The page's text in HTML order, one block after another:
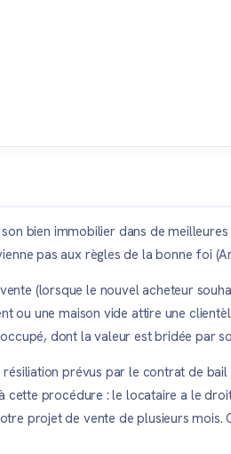
bien immobilier dans de
pas aux règles de la bonne foi
(lorsque le nouvel acheteur
ou une maison vide attire une
dont la valeur est bridée par
prévus par le contrat de
procédure : le locataire a le
projet de vente de plusieurs